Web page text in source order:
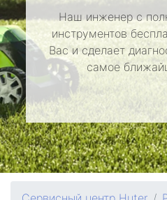
Наш инженер с
инструментов
Вас и сделает
самое